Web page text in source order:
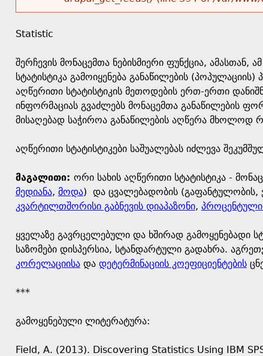
r
s
e
h
e
r
e
o
r
m
e
s
s
a
g
e
Statistic
შერჩევის მონაცემთა ნებისმიერი ფუნქცია, ამასთან,
სტატისტიკა გამოიყენება განაწილების
აღწერითი სტატისტიკის მეთოდების ერთ-ერთი
ინფორმაციას გვაძლებს მონაცემთა განაწილების
მისაღებად საჭიროა განაწილების აღწერა მხოლოდ
აღწერითი სტატისტიკები საშუალებას იძლევა
მაგალითი: ორი სახის აღწერითი სტატისტიკა -
მედიანა, მოდა) და ცვალებადობის (გაფანტულობის,
კვარტილთშორისი გაბნევის დიაპაზონი, პროცენტული
ყველაზე გავრცელებული და ხშირად გამოყენებადი
საზომები დისპერსია, სტანდარტული გადახრა.
კორელაციისადა დეტერმინაციის კოეფიციენტების
***
გამოყენებული ლიტერატურა:
Field, A. (2013). Discovering Statistics Using IBM